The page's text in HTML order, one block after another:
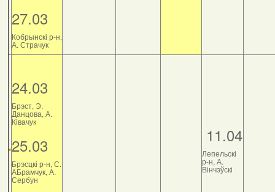
27.03
Кобрынскі р-н,
А. Страчук
24.03
Брэст, Э.
Данцова, А.
Ківачук
25.03
Брэсцкі р-н, С.
АБрамчук, А.
Сербун
11.04
Лепельскі
р-н, А.
Вінчэўскі